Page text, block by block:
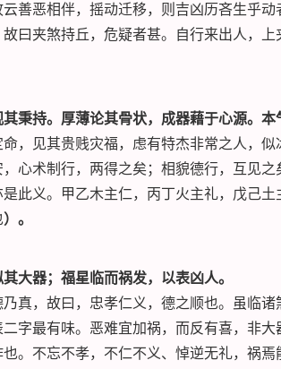
善恶相伴，摇动迁移，则吉凶历吝生乎
故曰夹煞持丘，危疑者甚。自行来出人，
秉持。厚薄论其骨状，成器藉于心源。
命，见其贵贱灾福，虑有特杰非常之人，
心术制行，两得之矣；相貌德行，互见
此义。甲乙木主仁，丙丁火主礼，戊己
）。
大器；福星临而祸发，以表凶人。
真，故曰，忠孝仁义，德之顺也。虽临
字最有味。恶难宜加祸，而反有喜，非
也。不忘不孝，不仁不义、悼逆无礼，祸